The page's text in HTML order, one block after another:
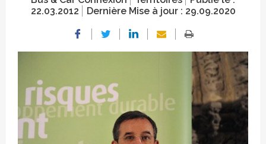
22.03.2012
Dernière Mise à jour : 29.09.2020